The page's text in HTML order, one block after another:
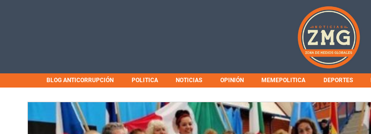
BLOG ANTICORRUPCIÓN POLITICA NOTICIAS OPINIÓN MEMEPOLITICA DEPORTES